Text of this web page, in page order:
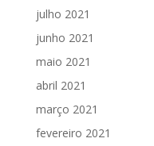
julho 2021
junho 2021
maio 2021
abril 2021
março 2021
fevereiro 2021